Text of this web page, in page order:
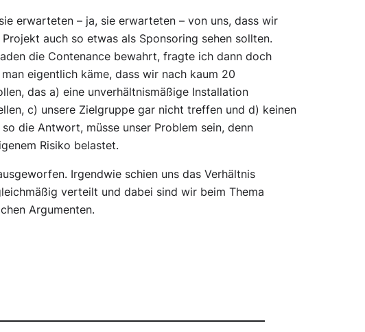
erwarteten – ja, sie erwarteten – von uns, dass wir
auch so etwas als Sponsoring sehen sollten.
die Contenance bewahrt, fragte ich dann doch
eigentlich käme, dass wir nach kaum 20
das a) eine unverhältnismäßige Installation
c) unsere Zielgruppe gar nicht treffen und d) keinen
die Antwort, müsse unser Problem sein, denn
Risiko belastet.
Irgendwie schien uns das Verhältnis
verteilt und dabei sind wir beim Thema
Argumenten.